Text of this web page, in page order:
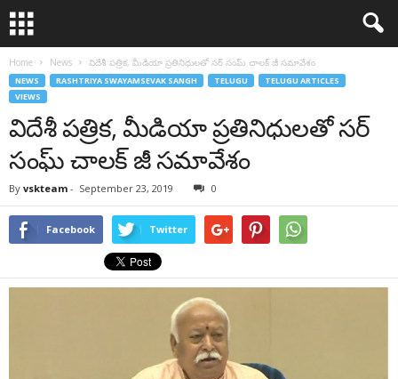
Home News విదేశీ పత్రిక, మీడియా ప్రతినిధులతో సర్ సంఘ్ చాలక్ జీ సమావేశం
NEWS RASHTRIYA SWAYAMSEVAK SANGH TELUGU
TELUGU ARTICLES
VIEWS
విదేశీ పత్రిక, మీడియా ప్రతినిధులతో సర్
సంఘ్ చాలక్ జీ సమావేశం
By vskteam - September 23, 2019 0
Facebook Twitter